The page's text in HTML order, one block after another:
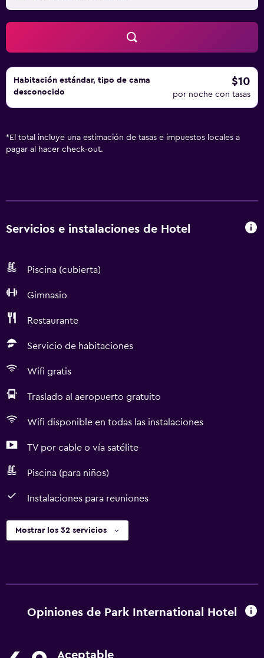
Habitación estándar, tipo de cama
desconocido
$10
por noche con tasas
* El total incluye una estimación de tasas e impuestos locales a
pagar al hacer check-out.
Servicios e instalaciones de Hotel
Piscina (cubierta)
Gimnasio
Restaurante
Servicio de habitaciones
Wifi gratis
Traslado al aeropuerto gratuito
Wifi disponible en todas las instalaciones
TV por cable o vía satélite
Piscina (para niños)
Instalaciones para reuniones
Mostrar los 32 servicios
Opiniones de Park International Hotel
Aceptable